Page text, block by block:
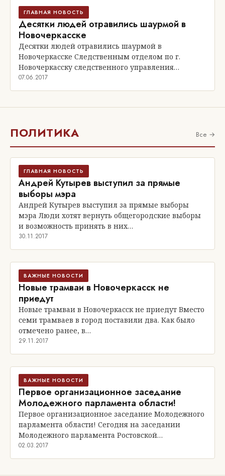
ГЛАВНАЯ НОВОСТЬ
Десятки людей отравились шаурмой в
Новочеркасске
Десятки людей отравились шаурмой в
Новочеркасске Следственным отделом по г.
Новочеркасску следственного управления…
07.06.2017
ПОЛИТИКА Все →
ГЛАВНАЯ НОВОСТЬ
Андрей Кутырев выступил за прямые
выборы мэра
Андрей Кутырев выступил за прямые выборы
мэра Люди хотят вернуть общегородские выборы
и возможность принять в них…
30.11.2017
ВАЖНЫЕ НОВОСТИ
Новые трамваи в Новочеркасск не
приедут
Новые трамваи в Новочеркасск не приедут Вместо
семи трамваев в город поставили два. Как было
отмечено ранее, в…
29.11.2017
ВАЖНЫЕ НОВОСТИ
Первое организационное заседание
Молодежного парламента области!
Первое организационное заседание Молодежного
парламента области! Сегодня на заседании
Молодежного парламента Ростовской…
02.03.2017